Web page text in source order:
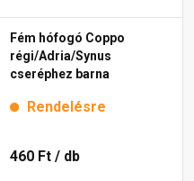
Fém hófogó Coppo
régi/Adria/Synus
cseréphez barna
Rendelésre
460 Ft / db